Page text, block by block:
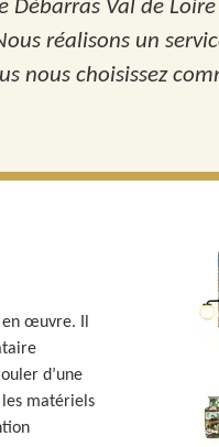
Val de
réalisons un
nous choisissez
œuvre. Il
d’une
matériels